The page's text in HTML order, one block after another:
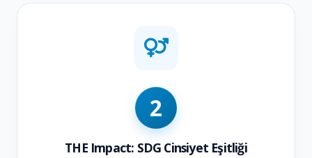
2
THE Impact: SDG Cinsiyet Eşitliği